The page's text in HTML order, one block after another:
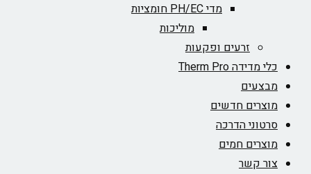
מדי PH/EC חומציות
מוליכות
זרעים ופקעות
כלי מדידה Therm Pro
מבצעים
מוצרים חדשים
סרטוני הדרכה
מוצרים חמים
צור קשר